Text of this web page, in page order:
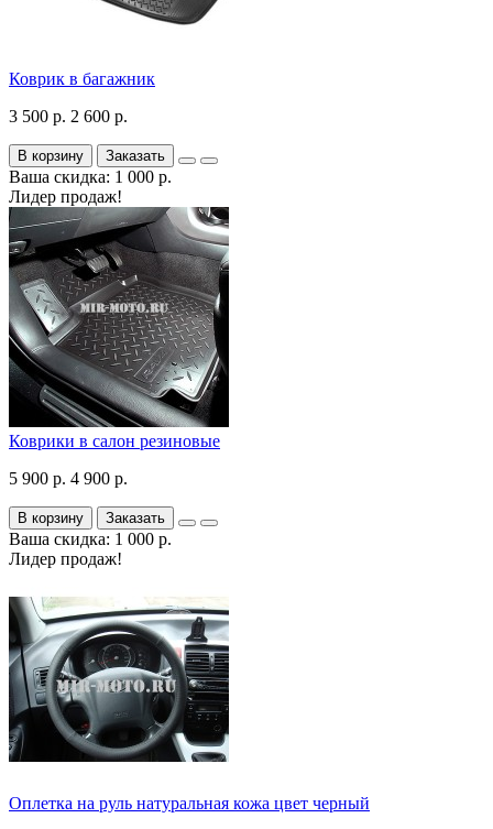
Коврик в багажник
3 500 р. 2 600 р.
В корзину Заказать
Ваша скидка: 1 000 р.
Лидер продаж!
Коврики в салон резиновые
5 900 р. 4 900 р.
В корзину Заказать
Ваша скидка: 1 000 р.
Лидер продаж!
Оплетка на руль натуральная кожа цвет черный